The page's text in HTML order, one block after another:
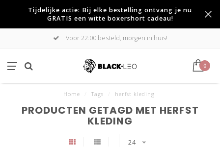
Tijdelijke actie: Bij elke bestelling ontvang je nu
GRATIS een witte boxershort cadeau!
Voor 22:00 besteld, morgen in huis!
0
Home Tags herfst kleding
PRODUCTEN GETAGD MET HERFST
KLEDING
24